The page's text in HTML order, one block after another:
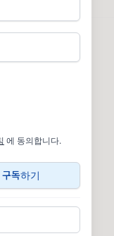
에 동의합니다.
구독하기
취향을 수집합니